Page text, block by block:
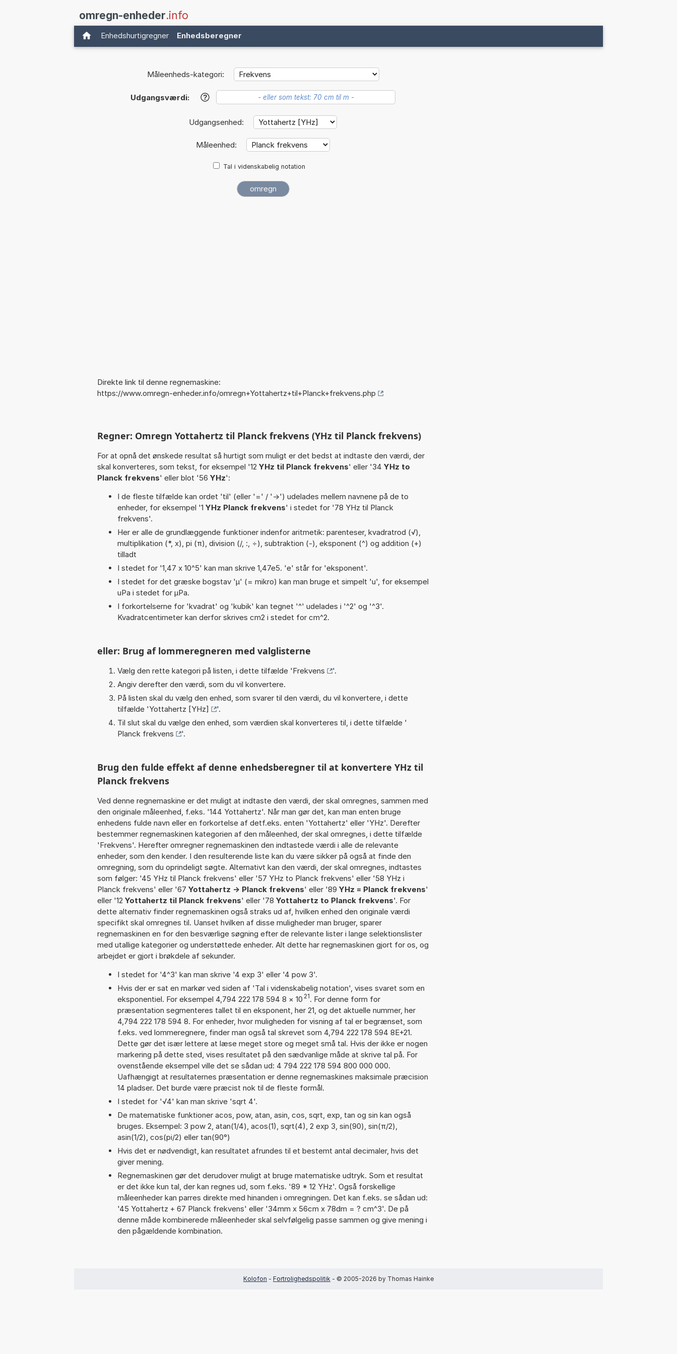
omregn-enheder.info
Enhedshurtigregner Enhedsberegner
Måleenheds-kategori:
Udgangsværdi: ?
Udgangsenhed:
Måleenhed:
Tal i videnskabelig notation
Direkte link til denne regnemaskine:
https://www.omregn-enheder.info/omregn+Yottahertz+til+Planck+frekvens.php
Regner: Omregn Yottahertz til Planck frekvens (YHz til Planck frekvens)
For at opnå det ønskede resultat så hurtigt som muligt er det bedst at indtaste den værdi, der
skal konverteres, som tekst, for eksempel '12 YHz til Planck frekvens' eller '34 YHz to
Planck frekvens' eller blot '56 YHz':
I de fleste tilfælde kan ordet 'til' (eller '=' / '->') udelades mellem navnene på de to
enheder, for eksempel '1 YHz Planck frekvens' i stedet for '78 YHz til Planck
frekvens'.
Her er alle de grundlæggende funktioner indenfor aritmetik: parenteser, kvadratrod (√),
multiplikation (*, x), pi (π), division (/, :, ÷), subtraktion (-), eksponent (^) og addition (+)
tilladt
I stedet for '1,47 x 10^5' kan man skrive 1,47e5. 'e' står for 'eksponent'.
I stedet for det græske bogstav 'µ' (= mikro) kan man bruge et simpelt 'u', for eksempel
uPa i stedet for µPa.
I forkortelserne for 'kvadrat' og 'kubik' kan tegnet '^' udelades i '^2' og '^3'.
Kvadratcentimeter kan derfor skrives cm2 i stedet for cm^2.
eller: Brug af lommeregneren med valglisterne
Vælg den rette kategori på listen, i dette tilfælde 'Frekvens
'.
Angiv derefter den værdi, som du vil konvertere.
På listen skal du vælg den enhed, som svarer til den værdi, du vil konvertere, i dette
tilfælde 'Yottahertz [YHz]
'.
Til slut skal du vælge den enhed, som værdien skal konverteres til, i dette tilfælde '
Planck frekvens
'.
Brug den fulde effekt af denne enhedsberegner til at konvertere YHz til
Planck frekvens
Ved denne regnemaskine er det muligt at indtaste den værdi, der skal omregnes, sammen med
den originale måleenhed, f.eks. '144 Yottahertz'. Når man gør det, kan man enten bruge
enhedens fulde navn eller en forkortelse af detf.eks. enten 'Yottahertz' eller 'YHz'. Derefter
bestemmer regnemaskinen kategorien af den måleenhed, der skal omregnes, i dette tilfælde
'Frekvens'. Herefter omregner regnemaskinen den indtastede værdi i alle de relevante
enheder, som den kender. I den resulterende liste kan du være sikker på også at finde den
omregning, som du oprindeligt søgte. Alternativt kan den værdi, der skal omregnes, indtastes
som følger: '45 YHz til Planck frekvens' eller '57 YHz to Planck frekvens' eller '58 YHz i
Planck frekvens' eller '67 Yottahertz -> Planck frekvens' eller '89 YHz = Planck frekvens'
eller '12 Yottahertz til Planck frekvens' eller '78 Yottahertz to Planck frekvens'. For
dette alternativ finder regnemaskinen også straks ud af, hvilken enhed den originale værdi
specifikt skal omregnes til. Uanset hvilken af disse muligheder man bruger, sparer
regnemaskinen en for den besværlige søgning efter de relevante lister i lange selektionslister
med utallige kategorier og understøttede enheder. Alt dette har regnemaskinen gjort for os, og
arbejdet er gjort i brøkdele af sekunder.
I stedet for '4^3' kan man skrive '4 exp 3' eller '4 pow 3'.
Hvis der er sat en markør ved siden af 'Tal i videnskabelig notation', vises svaret som en
eksponentiel. For eksempel 4,794 222 178 594 8 × 10 21. For denne form for
præsentation segmenteres tallet til en eksponent, her 21, og det aktuelle nummer, her
4,794 222 178 594 8. For enheder, hvor muligheden for visning af tal er begrænset, som
f.eks. ved lommeregnere, finder man også tal skrevet som 4,794 222 178 594 8E+21.
Dette gør det især lettere at læse meget store og meget små tal. Hvis der ikke er nogen
markering på dette sted, vises resultatet på den sædvanlige måde at skrive tal på. For
ovenstående eksempel ville det se sådan ud: 4 794 222 178 594 800 000 000.
Uafhængigt at resultaternes præsentation er denne regnemaskines maksimale præcision
14 pladser. Det burde være præcist nok til de fleste formål.
I stedet for '√4' kan man skrive 'sqrt 4'.
De matematiske funktioner acos, pow, atan, asin, cos, sqrt, exp, tan og sin kan også
bruges. Eksempel: 3 pow 2, atan(1/4), acos(1), sqrt(4), 2 exp 3, sin(90), sin(π/2),
asin(1/2), cos(pi/2) eller tan(90°)
Hvis det er nødvendigt, kan resultatet afrundes til et bestemt antal decimaler, hvis det
giver mening.
Regnemaskinen gør det derudover muligt at bruge matematiske udtryk. Som et resultat
er det ikke kun tal, der kan regnes ud, som f.eks. '89 * 12 YHz'. Også forskellige
måleenheder kan parres direkte med hinanden i omregningen. Det kan f.eks. se sådan ud:
'45 Yottahertz + 67 Planck frekvens' eller '34mm x 56cm x 78dm = ? cm^3'. De på
denne måde kombinerede måleenheder skal selvfølgelig passe sammen og give mening i
den pågældende kombination.
Kolofon - Fortrolighedspolitik - © 2005-2026 by Thomas Hainke